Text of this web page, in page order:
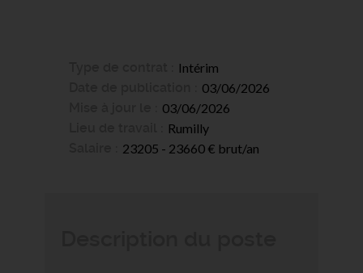
Intérim
03/06/2026
03/06/2026
Rumilly
23205 - 23660 € brut/an